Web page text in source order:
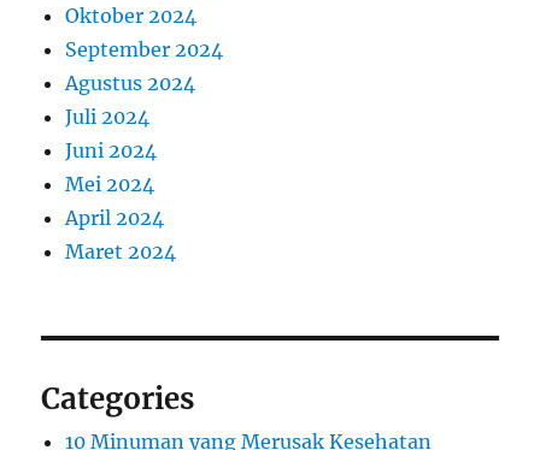
Oktober 2024
September 2024
Agustus 2024
Juli 2024
Juni 2024
Mei 2024
April 2024
Maret 2024
Categories
10 Minuman yang Merusak Kesehatan